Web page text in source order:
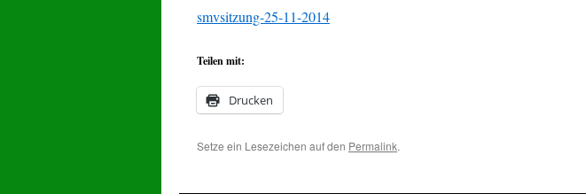
smvsitzung-25-11-2014
Teilen mit:
Drucken
Setze ein Lesezeichen auf den Permalink.